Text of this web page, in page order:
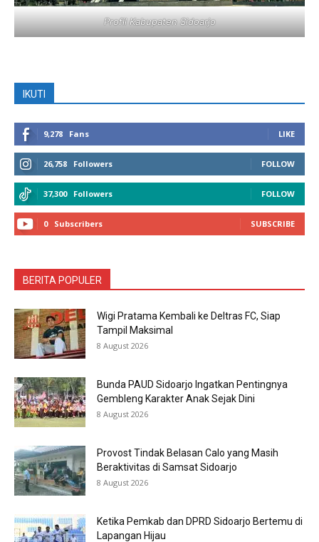
Profil Kabupaten Sidoarjo
IKUTI
9,278 Fans LIKE
26,758 Followers FOLLOW
37,300 Followers FOLLOW
0 Subscribers SUBSCRIBE
BERITA POPULER
Wigi Pratama Kembali ke Deltras FC, Siap
Tampil Maksimal
8 August 2026
Bunda PAUD Sidoarjo Ingatkan Pentingnya
Gembleng Karakter Anak Sejak Dini
8 August 2026
Provost Tindak Belasan Calo yang Masih
Beraktivitas di Samsat Sidoarjo
8 August 2026
Ketika Pemkab dan DPRD Sidoarjo Bertemu di
Lapangan Hijau